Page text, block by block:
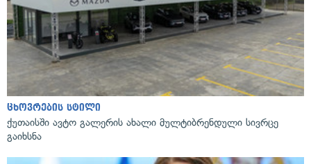
ცხოვრების სტილი
ქუთაისში ავტო გალერის ახალი მულტიბრენდული სივრცე
გაიხსნა